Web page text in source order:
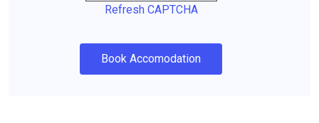
Refresh CAPTCHA
Book Accomodation